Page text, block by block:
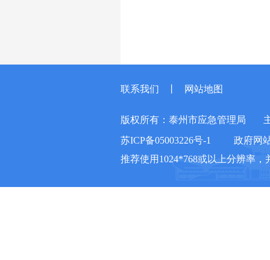
联系我们 网站地图
版权所有：泰州市应急管理局
苏ICP备05003226号-1
政府网
推荐使用1024*768或以上分辨率